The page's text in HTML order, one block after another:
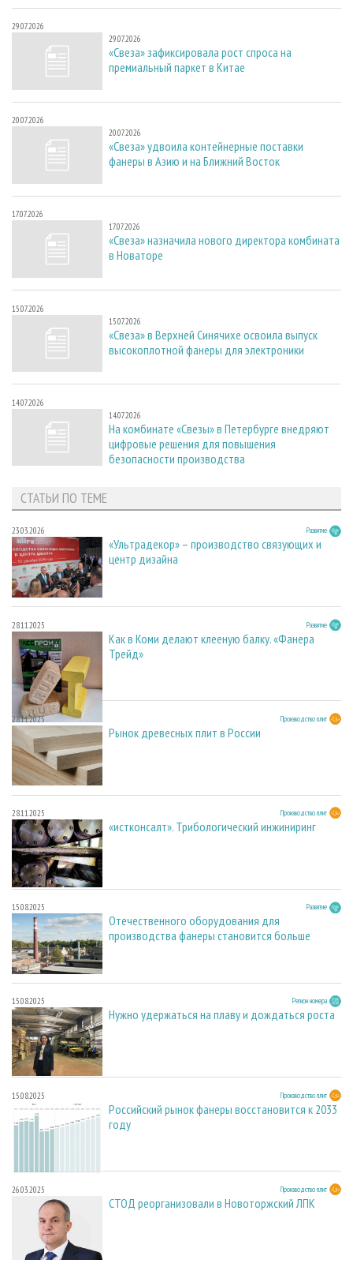
29.07.2026
29.07.2026
«Свеза» зафиксировала рост спроса на
премиальный паркет в Китае
20.07.2026
20.07.2026
«Свеза» удвоила контейнерные поставки
фанеры в Азию и на Ближний Восток
17.07.2026
17.07.2026
«Свеза» назначила нового директора комбината
в Новаторе
15.07.2026
15.07.2026
«Свеза» в Верхней Синячихе освоила выпуск
высокоплотной фанеры для электроники
14.07.2026
14.07.2026
На комбинате «Свезы» в Петербурге внедряют
цифровые решения для повышения
безопасности производства
СТАТЬИ ПО ТЕМЕ
23.03.2026 Развитие
«Ультрадекор» – производство связующих и
центр дизайна
28.11.2025 Развитие
Как в Коми делают клееную балку. «Фанера
Трейд»
28.11.2025 Производство плит
Рынок древесных плит в России
28.11.2025 Производство плит
«истконсалт». Трибологический инжиниринг
15.08.2025 Развитие
Отечественного оборудования для
производства фанеры становится больше
15.08.2025 Регион номера
Нужно удержаться на плаву и дождаться роста
15.08.2025 Производство плит
Российский рынок фанеры восстановится к 2033
году
26.03.2025 Производство плит
СТОД реорганизовали в Новоторжский ЛПК